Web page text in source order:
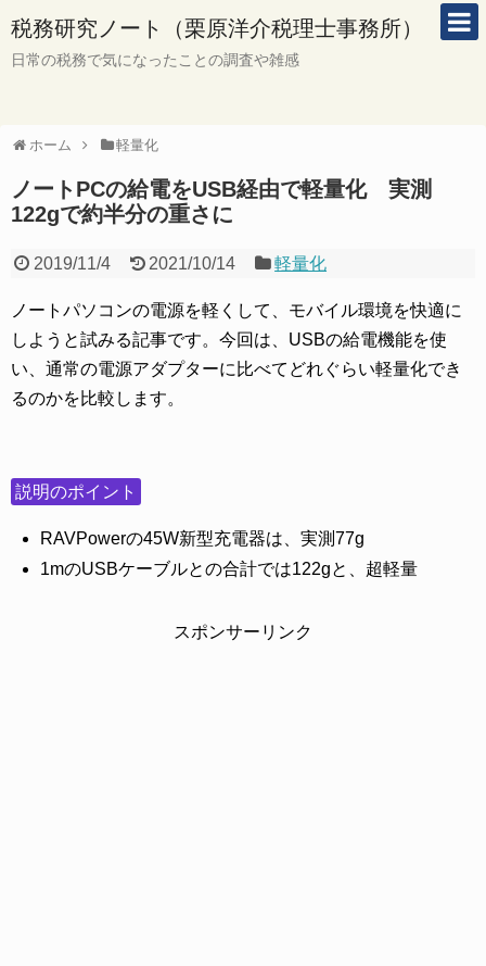
税務研究ノート（栗原洋介税理士事務所）
日常の税務で気になったことの調査や雑感
ホーム 軽量化
ノートPCの給電をUSB経由で軽量化 実測
122gで約半分の重さに
2019/11/4 2021/10/14 軽量化
ノートパソコンの電源を軽くして、モバイル環境を快適に
しようと試みる記事です。今回は、USBの給電機能を使
い、通常の電源アダプターに比べてどれぐらい軽量化でき
るのかを比較します。
説明のポイント
RAVPowerの45W新型充電器は、実測77g
1mのUSBケーブルとの合計では122gと、超軽量
スポンサーリンク